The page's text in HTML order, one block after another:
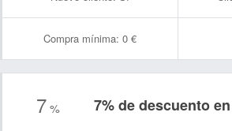
Compra mínima: 0 €
7% 7% de descuento